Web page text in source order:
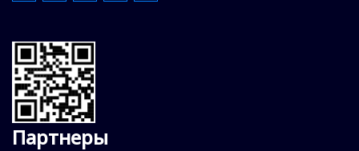
Партнеры